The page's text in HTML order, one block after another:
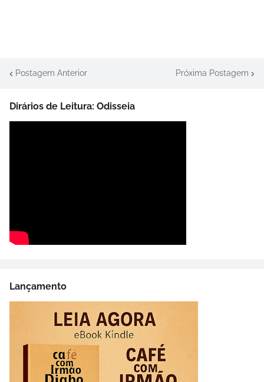
Postagem Anterior Próxima Postagem
Dirários de Leitura: Odisseia
Lançamento